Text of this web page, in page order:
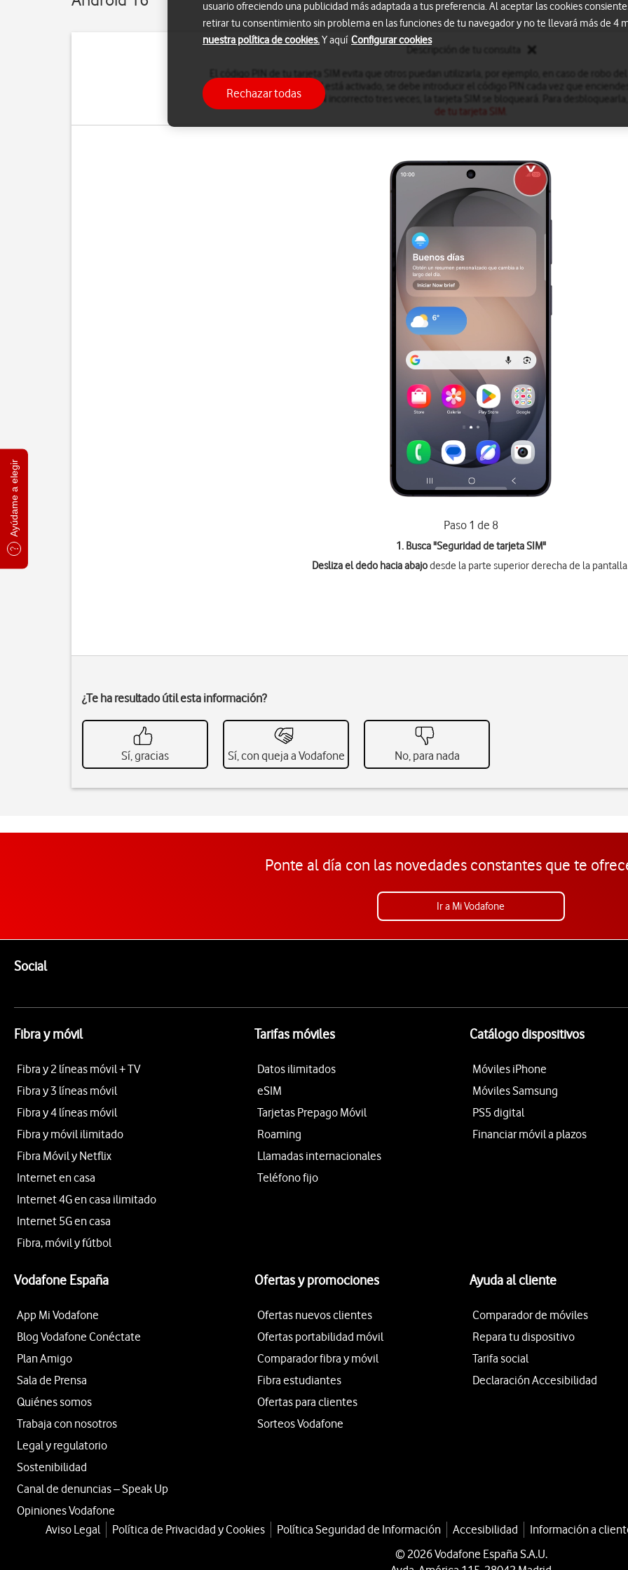
Ayúdame a elegir
del código PIN está activado, se debe introducir el código PIN cada vez que
Si introduces un código PIN incorrecto tres veces, la tarjeta SIM se bloqueará. Para
de tu tarjeta SIM
Paso 1 de 8
1. Busca "Seguridad de tarjeta SIM"
Desliza el dedo hacia abajodesde la parte superior derecha de la
¿Te ha resultado útil esta información?
Sí, gracias Sí, con queja a Vodafone No, para nada
Ponte al día con las novedades constantes que te
Ir a Mi Vodafone
SocialEnlaces a las redes sociales de Vodafone
Fibra y móvil
Fibra y 2 líneas móvil + TV
Fibra y 3 líneas móvil
Fibra y 4 líneas móvil
Fibra y móvil ilimitado
Fibra Móvil y Netflix
Internet en casa
Internet 4G en casa ilimitado
Internet 5G en casa
Fibra, móvil y fútbol
Tarifas móviles
Datos ilimitados
eSIM
Tarjetas Prepago Móvil
Roaming
Llamadas internacionales
Teléfono fijo
Catálogo dispositivos
Móviles iPhone
Móviles Samsung
PS5 digital
Financiar móvil a plazos
Vodafone España
App Mi Vodafone
Blog Vodafone Conéctate
Plan Amigo
Sala de Prensa
Quiénes somos
Trabaja con nosotros
Legal y regulatorio
Sostenibilidad
Canal de denuncias – Speak Up
Opiniones Vodafone
Ofertas y promociones
Ofertas nuevos clientes
Ofertas portabilidad móvil
Comparador fibra y móvil
Fibra estudiantes
Ofertas para clientes
Sorteos Vodafone
Ayuda al cliente
Comparador de móviles
Repara tu dispositivo
Tarifa social
Declaración Accesibilidad
Aviso Legal Política de Privacidad y Cookies Política Seguridad de Información Accesibilidad
Información a
© 2026 Vodafone España S.A.U.
usuario ofreciendo una publicidad más adaptada a tus preferencia. Al aceptar las cookies
retirar tu consentimiento sin problema en las funciones de tu navegador y no te llevará más de 4
nuestra política de cookies.Y aquí Configurar cookies
Rechazar todas